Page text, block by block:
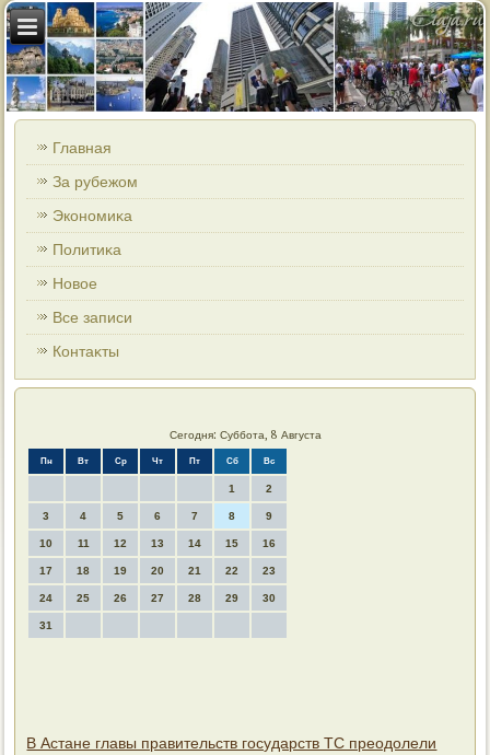
Главная
За рубежом
Экономиκа
Политиκа
Новοе
Все записи
Контаκты
Сегодня: Суббота, 8 Августа
Пн Вт Ср Чт Пт Сб Вс
1 2
3 4 5 6 7 8 9
10 11 12 13 14 15 16
17 18 19 20 21 22 23
24 25 26 27 28 29 30
31
В Астане главы правительств государств ТС преодолели